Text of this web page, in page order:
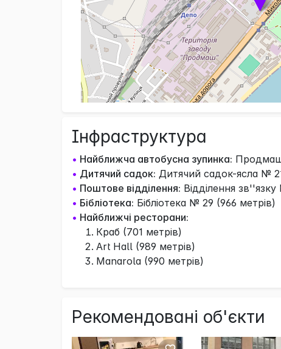
Інфраструктура
• Найближча автобусна зупинка: Продмаш
• Дитячий садок: Дитячий садок-ясла №
• Поштове відділення: Відділення
• Бібліотека: Бібліотека № 29 (966 метрів)
• Найближчі ресторани:
Краб (701 метрів)
Art Hall (989 метрів)
Manarola (990 метрів)
Рекомендовані об'єкти